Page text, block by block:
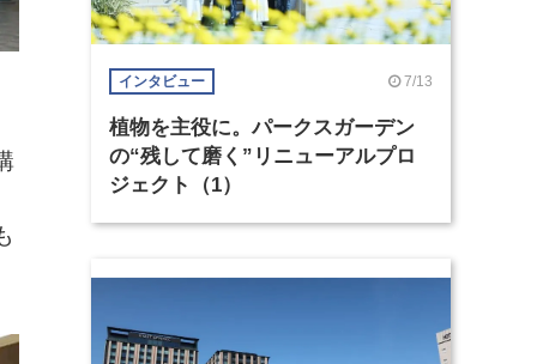
インタビュー 7/13
植物を主役に。パークスガーデン
の“残して磨く”リニューアルプロ
ジェクト（1）